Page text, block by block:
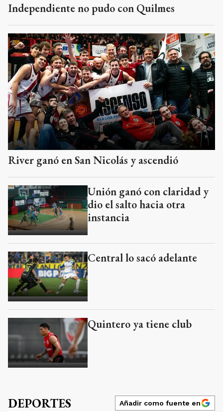
Independiente no pudo con Quilmes
River ganó en San Nicolás y ascendió
Unión ganó con claridad y
dio el salto hacia otra
instancia
Central lo sacó adelante
Quintero ya tiene club
DEPORTES Añadir como fuente en